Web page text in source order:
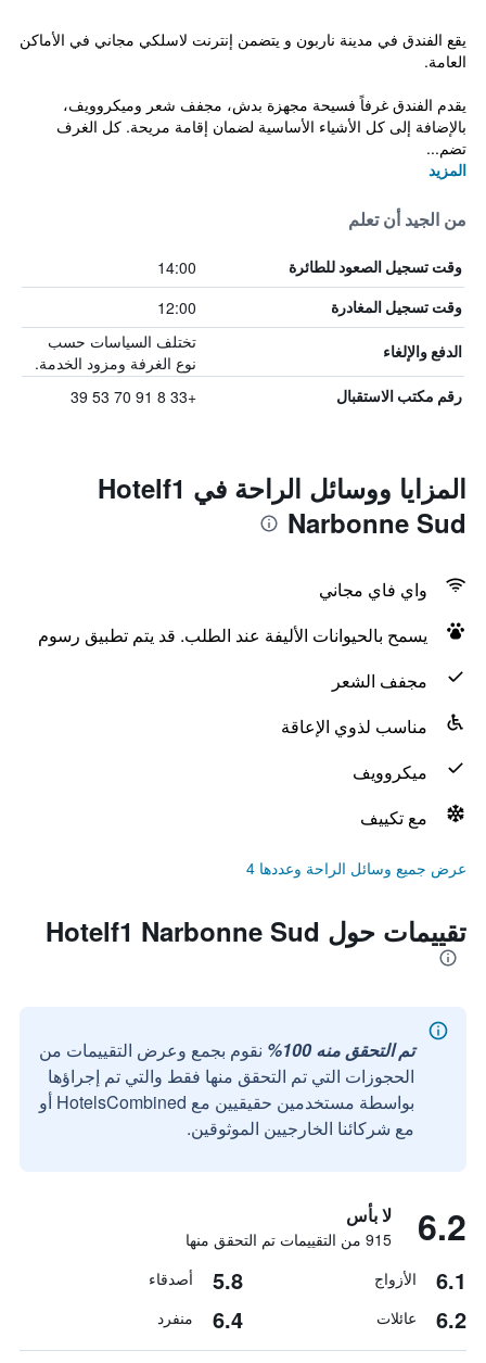
يقع الفندق في مدينة ناربون و يتضمن إنترنت لاسلكي مجاني في الأماكن
العامة.
يقدم الفندق غرفاً فسيحة مجهزة بدش، مجفف شعر وميكروويف،
بالإضافة إلى كل الأشياء الأساسية لضمان إقامة مريحة. كل الغرف
تضم...
المزيد
من الجيد أن تعلم
وقت تسجيل الصعود للطائرة 14:00
وقت تسجيل المغادرة 12:00
الدفع والإلغاء
تختلف السياسات حسب
نوع الغرفة ومزود الخدمة.
رقم مكتب الاستقبال +33 8 91 70 53 39
المزايا ووسائل الراحة في Hotelf1
Narbonne Sud
واي فاي مجاني
يسمح بالحيوانات الأليفة عند الطلب. قد يتم تطبيق رسوم
مجفف الشعر
مناسب لذوي الإعاقة
ميكروويف
مع تكييف
عرض جميع وسائل الراحة وعددها 4
تقييمات حول Hotelf1 Narbonne Sud
تم التحقق منه 100%
نقوم بجمع وعرض التقييمات من
الحجوزات التي تم التحقق منها فقط والتي تم إجراؤها
بواسطة مستخدمين حقيقيين مع HotelsCombined أو
مع شركائنا الخارجيين الموثوقين.
6.2 لا بأس
915 من التقييمات تم التحقق منها
6.1 الأزواج 5.8 أصدقاء
6.2 عائلات 6.4 منفرد